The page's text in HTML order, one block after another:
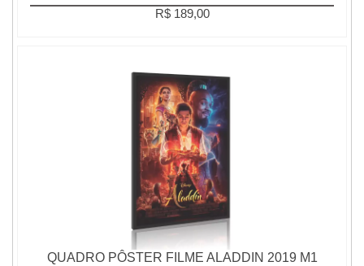
R$ 189,00
QUADRO PÔSTER FILME ALADDIN 2019 M1